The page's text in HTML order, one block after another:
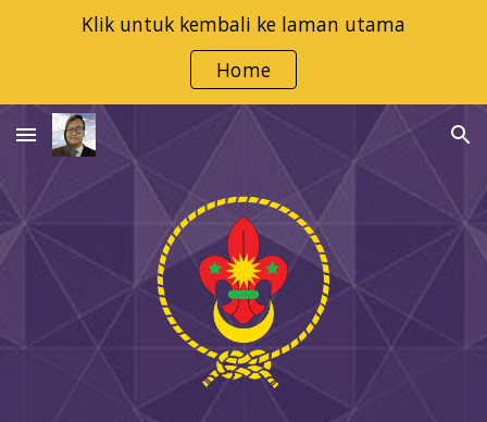
Klik untuk kembali ke laman utama
Home